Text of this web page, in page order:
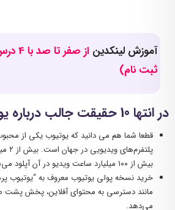
آموزش لینکدین
از
ثبت نام)
در انتها 10 حقیقت جالب درباره یوتیوب!
قطعا شما هم می دانید که یوتیوب یکی از
بیش از ۱۰۰ میلیارد ساعت ویدیو در آن آپلود می‌شود.
خرید نسخه پولی یوتیوب معروف به “یوتیوب
مانند دسترسی به محتوای آفلاین، پخش پشت
می‌دهد.